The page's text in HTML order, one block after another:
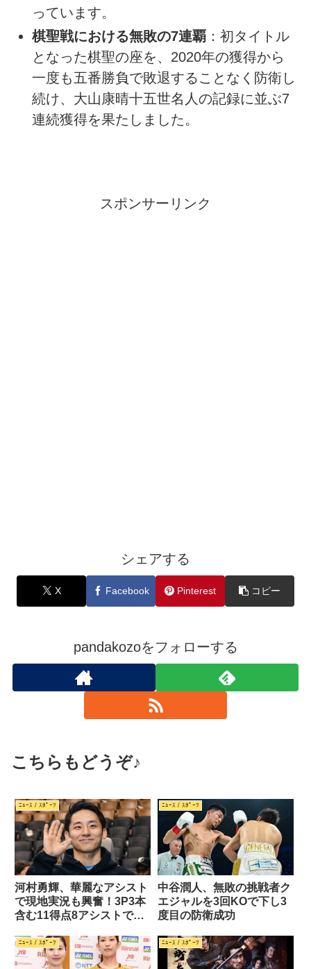
っています。
棋聖戦における無敗の7連覇 ：初タイトル
となった棋聖の座を、2020年の獲得から
一度も五番勝負で敗退することなく防衛し
続け、大山康晴十五世名人の記録に並ぶ7
連続獲得を果たしました。
スポンサーリンク
シェアする
X Facebook Pinterest コピー
pandakozoをフォローする
こちらもどうぞ♪
ﾆｭｰｽ / ｽﾎﾟｰﾂ
河村勇輝、華麗なアシスト
で現地実況も興奮！3P3本
含む11得点8アシストで勝
ﾆｭｰｽ / ｽﾎﾟｰﾂ
中谷潤人、無敗の挑戦者ク
エジャルを3回KOで下し3
度目の防衛成功
ﾆｭｰｽ / ｽﾎﾟｰﾂ ﾆｭｰｽ / ｽﾎﾟｰﾂ